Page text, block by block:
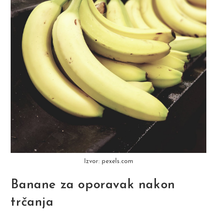
Izvor: pexels.com
Banane za oporavak nakon
trčanja